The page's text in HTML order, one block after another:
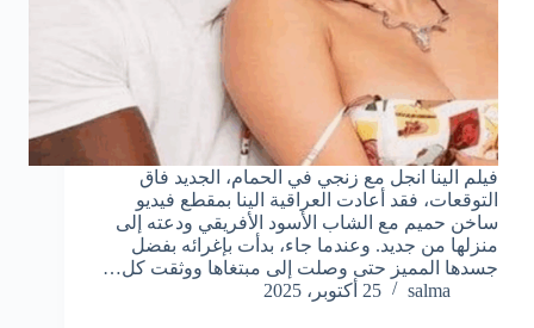
فيلم الينا انجل مع زنجي في الحمام، الجديد فاق
التوقعات، فقد أعادت العراقية الينا بمقطع فيديو
ساخن حميم مع الشاب الأسود الأفريقي ودعته إلى
منزلها من جديد. وعندما جاء، بدأت بإغرائه بفضل
جسدها المميز حتى وصلت إلى مبتغاها ووثقت كل…
salma
25 أكتوبر، 2025